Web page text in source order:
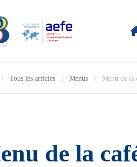
Tous les articles Menus Menu de la
de la